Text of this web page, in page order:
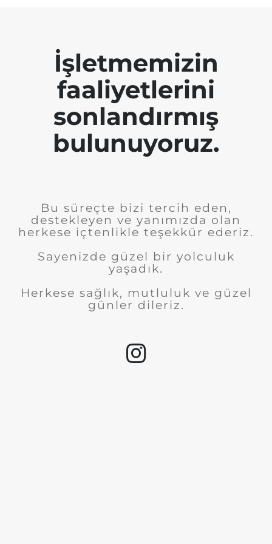
İşletmemizin
faaliyetlerini
sonlandırmış
bulunuyoruz.
Bu süreçte bizi tercih eden,
destekleyen ve yanımızda olan
herkese içtenlikle teşekkür ederiz.
Sayenizde güzel bir yolculuk
yaşadık.
Herkese sağlık, mutluluk ve güzel
günler dileriz.